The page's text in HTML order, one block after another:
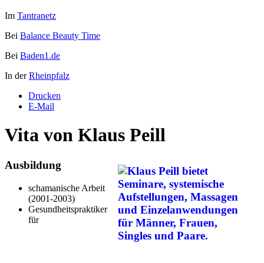
Im Tantranetz
Bei Balance Beauty Time
Bei Baden1.de
In derRheinpfalz
Drucken
E-Mail
Vita von Klaus Peill
Ausbildung
schamanische Arbeit
(2001-2003)
Gesundheitspraktiker
für